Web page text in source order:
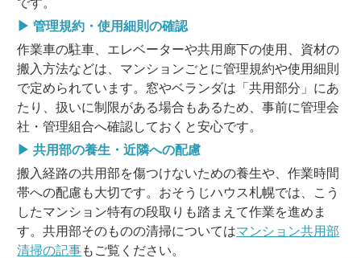
▶ 管理規約・使用細則の確認
作業車の駐車、エレベーターや共用廊下の使用、資材の
搬入方法などは、マンションごとに管理規約や使用細則
で定められています。窓やベランダは「共用部分」にあ
たり、扱いに制限がある場合もあるため、事前に管理会
社・管理組合へ確認しておくと安心です。
▶ 共用部の養生・近隣への配慮
搬入経路の共用部を傷つけないための養生や、作業時間
帯への配慮も大切です。おそうじハウス札幌では、こう
したマンション特有の段取りも踏まえて作業を進めま
す。共用部そのものの清掃についてはマンション共用部
清掃の記事もご覧ください。